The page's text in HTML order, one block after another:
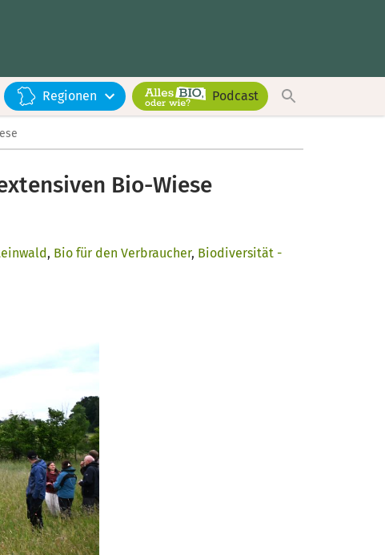
Regionen Podcast
Bio-Wiese
, Bio für den Verbraucher, Biodiversität -